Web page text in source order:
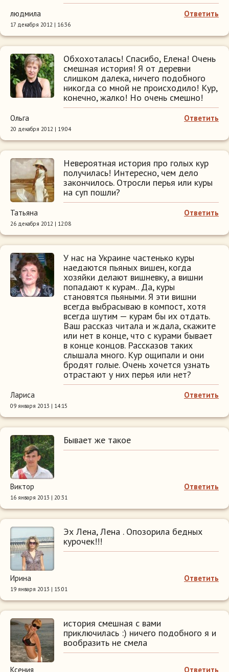
Ответить
людмила
17 декабря 2012 | 16:36
Обхохоталась! Спасибо, Елена! Очень
смешная история! Я от деревни
слишком далека, ничего подобного
никогда со мной не происходило! Кур,
конечно, жалко! Но очень смешно!
Ответить
Ольга
20 декабря 2012 | 19:04
Невероятная история про голых кур
получилась! Интересно, чем дело
закончилось. Отросли перья или куры
на суп пошли?
Ответить
Татьяна
26 декабря 2012 | 12:08
У нас на Украине частенько куры
наедаются пьяных вишен, когда
хозяйки делают вишневку, а вишни
попадают к курам.. Да, куры
становятся пьяными. Я эти вишни
всегда выбрасываю в компост, хотя
всегда шутим — курам бы их отдать.
Ваш рассказ читала и ждала, скажите
или нет в конце, что с курами бывает
в конце концов. Рассказов таких
слышала много. Кур ощипали и они
бродят голые. Очень хочется узнать
отрастают у них перья или нет?
Ответить
Лариса
09 января 2013 | 14:15
Бывает же такое
Ответить
Виктор
16 января 2013 | 20:31
Эх Лена, Лена . Опозорила бедных
курочек!!!
Ответить
Ирина
19 января 2013 | 15:01
история смешная с вами
приключилась :) ничего подобного я и
вообразить не смела
Ответить
Ксения